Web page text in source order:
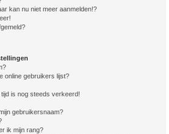
kan nu niet meer aanmelden!?
online gebruikers lijst?
is nog steeds verkeerd!
gebruikersnaam?
ik mijn rang?